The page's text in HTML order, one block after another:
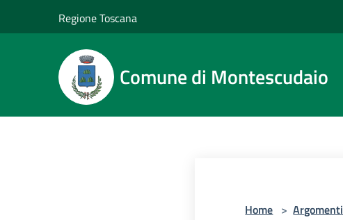
Regione Toscana
Comune di Montescudaio
Home > Argomenti